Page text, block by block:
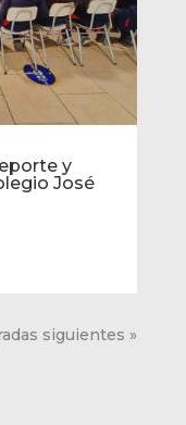
y
José
siguientes »